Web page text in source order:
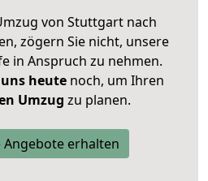
von Stuttgart nach
zögern Sie nicht, unsere
in Anspruch zu nehmen.
heutenoch, um Ihren
Umzug zu planen.
Angebote erhalten